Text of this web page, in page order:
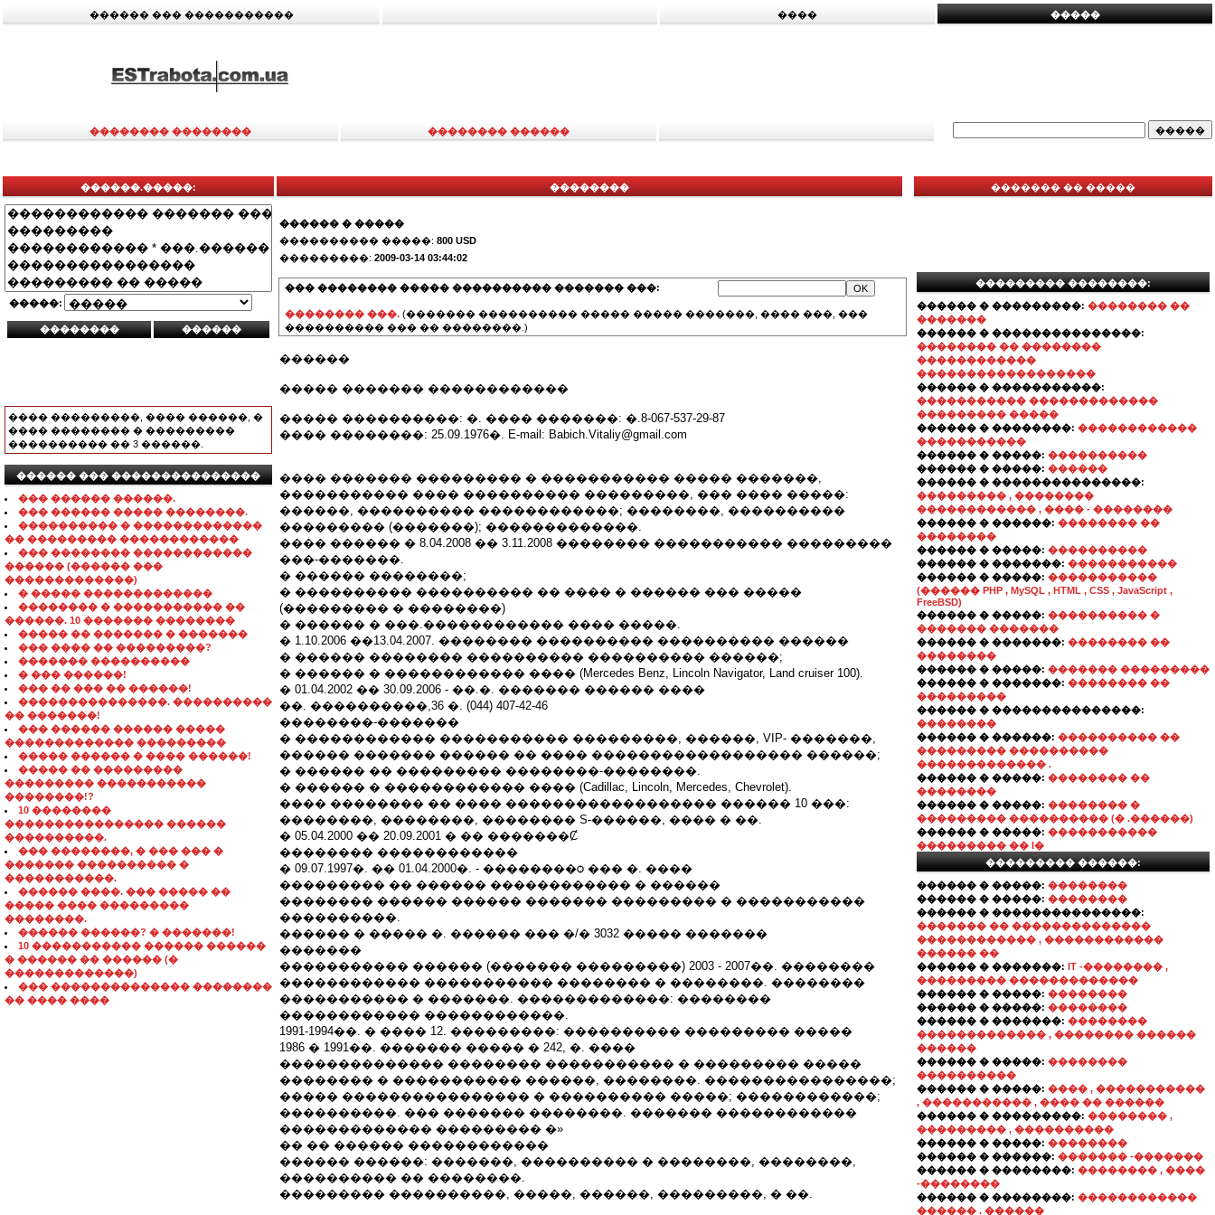
������ ��� ����������� ���� �����
�������� �������� �������� ������
������.�����:
�����:
���� ���������, ���� ������, �
���� �������� � ���������
���������� �� 3 ������.
������ ��� ���������������
��� ������ ������.
��� ������ ����� ��������.
���������� � �������������
�� ��������� ������������
��� �������� ������������
������ (������ ���
�������������)
� ����� �������������
�������� � ����������� ��
������. 10 ������� ��������
����� �� ������� � �������
��� ���� �� ���������?
������� ����������
� ��� ������!
��� �� ��� �� ������!
���������������. ����������
�� �������!
��� ������ ������ �����
������������� ���������
����� ������ � ���� ������!
����� �� ���������
��������� �����������
��������!?
10 ��������
���������������� ������
����������.
��� ��������, � ��� ��� �
������� ���������� �
�����������.
������ ����. ��� ����� ��
����� ���� ���������
��������.
������ ������? � �������!
10 ����������� ������ ������
� ������ �� ������ (�
�������������)
��� �������������� ��������
�� ���� ����
��������
������ � �����
���������� �����: 800 USD
���������: 2009-03-14 03:44:02
��� �������� ����� ���������� ������� ���:
�������� ���. (������� ���������� ����� ����� �������, ���� ���, ���
���������� ��� �� ��������.)
������
����� ������� ������������
����� ����������: �. ���� �������: �.8-067-537-29-87
���� ��������: 25.09.1976�. E-mail: Babich.Vitaliy@gmail.com
���� ������� ��������� � ����������� ����� �������,
����������� ���� ���������� ���������, ��� ���� �����:
������, ���������� ������������; ��������, ����������
��������� (�������); �������������.
���� ������ � 8.04.2008 �� 3.11.2008 �������� ����������� ���������
���-�������.
� ������ ��������;
� ���������� ���������� �� ���� � ������ ��� �����
(��������� � ��������)
� ������ � ���.������������ ���� �����.
� 1.10.2006 ��13.04.2007. �������� ���������� ���������� ������
� ������ �������� ���������� ���������� ������;
� ������ � ������������ ���� (Mercedes Benz, Lincoln Navigator, Land cruiser 100).
� 01.04.2002 �� 30.09.2006 - ��.�. ������� ������ ����
��. ����������,36 �. (044) 407-42-46
��������-�������
� ������������ ����������� ���������, ������, VIP- �������,
������ ������� ������ �� ���� ������������������ ������;
� ������ �� ��������� ��������-��������.
� ������ � ������������ ���� (Cadillac, Lincoln, Mercedes, Chevrolet).
���� �������� �� ���� ������������������ ������ 10 ���:
��������, ��������, �������� S-������, ���� � ��.
� 05.04.2000 �� 20.09.2001 � �� �������Ȼ
�������� ������������
� 09.07.1997�. �� 01.04.2000�. - ��������ѻ ��� �. ����
��������� �� ������ ������������ � ������
�������� ������ ������ ������� ��������� � �����������
����������.
������ � ����� �. ������ ��� �/� 3032 ����� �������
�������
����������� ������ (������� ���������) 2003 - 2007��. ��������
������������ ����������� �������� � ��������. ��������
����������� � �������. �������������: ��������
������������ ������������.
1991-1994��. � ���� 12. ���������: ���������� ��������� �����
1986 � 1991��. ������� ����� � 242, �. ����
�������������� �������� ����������� � ��������� �����
�������� � ����������� ������, ��������. ����������������;
����� ���������������� � ���������� �����; ������������;
����������. ��� ������� ��������. ������� ������������
������������� ��������� �»
�� �� ������ ������������
������ ������: �������, ���������� � ��������, ��������,
���������� �� ��������.
��������� ����������, �����, ������, ���������, � ��.
������� �� �����
��������� ��������:
������ � ���������: �������� ��
�������
������ � ���������������:
�������� �� ��������
������������
������������������
������ � �����������:
����������� �������������
��������� �����
������ � ��������: ������������
�����������
������ � �����: ����������
������ � �����: ������
������ � ���������������:
��������� , ��������
������������ , ���� - ��������
������ � ������: �������� ��
��������
������ � �����: ����������
������ � �������: �����������
������ � �����: �����������
(������ PHP , MySQL , HTML , CSS , JavaScript ,
FreeBSD)
������ � �����: ���������� �
������� �������
������ � �������: �������� ��
��������
������ � �����: ������� ���������
������ � �������: �������� ��
���������
������ � ���������������:
��������
������ � ������: ���������� ��
��������� ����������
������������� .
������ � �����: �������� ��
��������
������ � �����: �������� �
��������� ���������� (� .������)
������ � �����: �����������
��������� �� I�
��������� ������:
������ � �����: ��������
������ � �����: ��������
������ � ���������������:
������� �� ��������������
������������ , ������������
������ ��
������ � �������: IT -�������� ,
��������� �������������
������ � �����: ��������
������ � �����: ��������
������ � �������: ��������
������������� , �������� ������
������
������ � �����: ��������
����������
������ � �����: ���� , �����������
, ����������� , ���� �� ������
������ � ���������: �������� ,
��������� , ����������
������ � �����: ��������
������ � ������: ������� -�������
������ � ��������: �������� , ����
-��������
������ � ��������: ������������
������ . ������